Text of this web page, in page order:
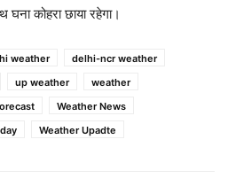
कोहरा छाया रहेगा।
weather
delhi-ncr weather
up weather
weather
Weather News
Weather Upadte